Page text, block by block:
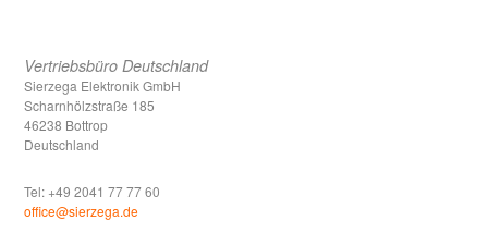
Vertriebsbüro Deutschland
Sierzega Elektronik GmbH
Scharnhölzstraße 185
46238 Bottrop
Deutschland
Tel: +49 2041 77 77 60
office@sierzega.de